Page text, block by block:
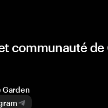
communauté de
Garden